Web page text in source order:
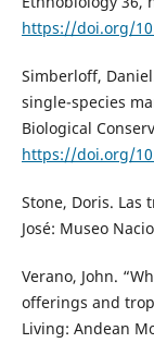
https://doi.org/
Simberloff,
single-species
Biological
https://doi.org/
Stone, Doris. Las
José: Museo
Verano, John.
offerings and
Living: Andean